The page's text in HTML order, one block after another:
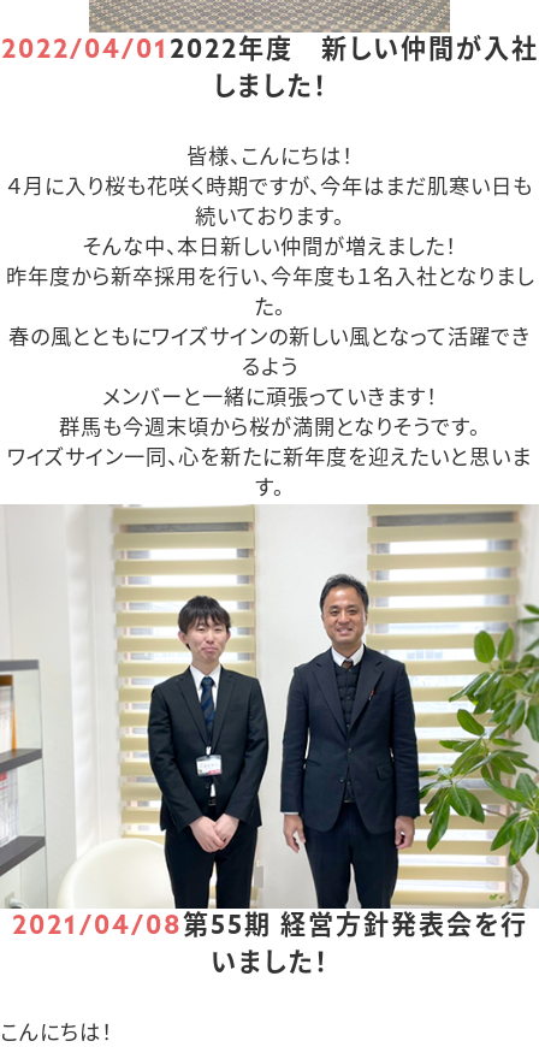
2022/04/01 2022年度 新しい仲間が入社
しました！
皆様、こんにちは！
４月に入り桜も花咲く時期ですが、今年はまだ肌寒い日も
続いております。
そんな中、本日新しい仲間が増えました！
昨年度から新卒採用を行い、今年度も１名入社となりまし
た。
春の風とともにワイズサインの新しい風となって活躍でき
るよう
メンバーと一緒に頑張っていきます！
群馬も今週末頃から桜が満開となりそうです。
ワイズサイン一同、心を新たに新年度を迎えたいと思いま
す。
2021/04/08第55期 経営方針発表会を行
いました！
こんにちは！